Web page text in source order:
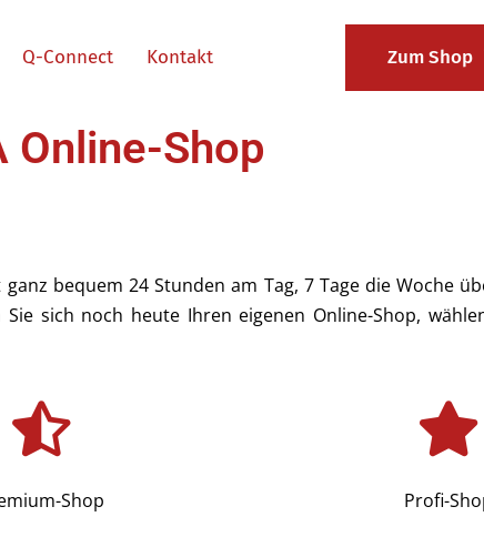
Zum Shop
Q-Connect Kontakt
Online-Shop
bequem 24 Stunden am Tag, 7 Tage die Woche
sich noch heute Ihren eigenen Online-Shop,
Shop Profi-